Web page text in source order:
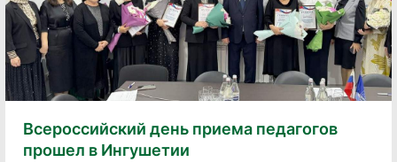
Всероссийский день приема педагогов
прошел в Ингушетии